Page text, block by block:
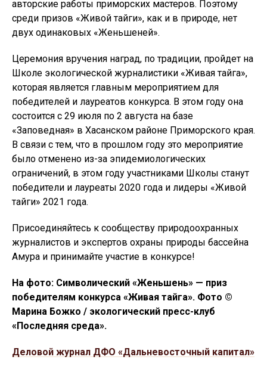
авторские работы приморских мастеров. Поэтому
среди призов «Живой тайги», как и в природе, нет
двух одинаковых «Женьшеней».
Церемония вручения наград, по традиции, пройдет на
Школе экологической журналистики «Живая тайга»,
которая является главным мероприятием для
победителей и лауреатов конкурса. В этом году она
состоится с 29 июля по 2 августа на базе
«Заповедная» в Хасанском районе Приморского края.
В связи с тем, что в прошлом году это мероприятие
было отменено из-за эпидемиологических
ограничений, в этом году участниками Школы станут
победители и лауреаты 2020 года и лидеры «Живой
тайги» 2021 года.
Присоединяйтесь к сообществу природоохранных
журналистов и экспертов охраны природы бассейна
Амура и принимайте участие в конкурсе!
На фото: Символический «Женьшень» — приз
победителям конкурса «Живая тайга». Фото ©
Марина Божко / экологический пресс-клуб
«Последняя среда».
Деловой журнал ДФО «Дальневосточный капитал»